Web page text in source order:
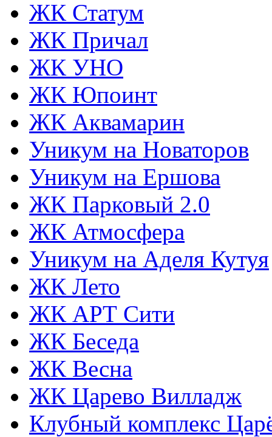
ЖК Статум
ЖК Причал
ЖК УНО
ЖК Юпоинт
ЖК Аквамарин
Уникум на Новаторов
Уникум на Ершова
ЖК Парковый 2.0
ЖК Атмосфера
Уникум на Аделя Кутуя
ЖК Лето
ЖК АРТ Сити
ЖК Беседа
ЖК Весна
ЖК Царево Вилладж
Клубный комплекс